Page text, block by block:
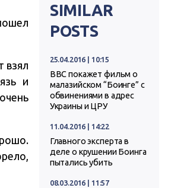
взял
и
SIMILAR
POSTS
25.04.2016 | 10:15
BBC покажет фильм о
малазийском “Боинге” с
обвинениями в адрес
Украины и ЦРУ
11.04.2016 | 14:22
Главного эксперта в
деле о крушении Боинга
пытались убить
08.03.2016 | 11:57